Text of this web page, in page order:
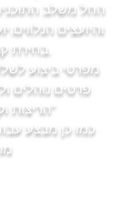
החל משלב
והיועצים
.בחירת
מפרטי ביצוע
פרטים נוהלים
"הריצות
כמו כן מבצע